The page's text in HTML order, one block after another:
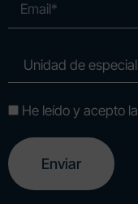
He leído y acepto la